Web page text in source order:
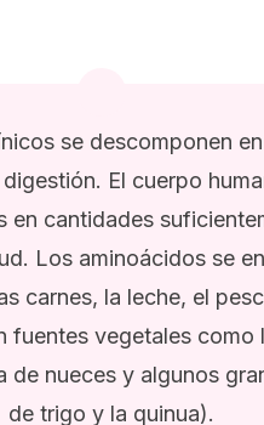
se descomponen
El cuerpo
en cantidades
Los aminoácidos se
carnes, la leche, el
fuentes vegetales como
de nueces y algunos
de trigo y la quinua).